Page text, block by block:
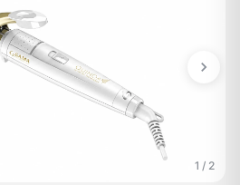
1 / 2